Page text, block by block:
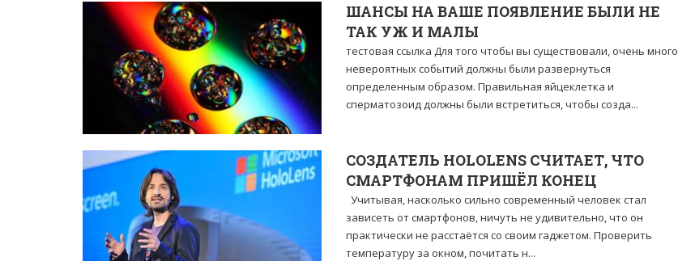
ШАНСЫ НА ВАШЕ ПОЯВЛЕНИЕ БЫЛИ НЕ
ТАК УЖ И МАЛЫ
тестовая ссылка Для того чтобы вы существовали, очень много
невероятных событий должны были развернуться
определенным образом. Правильная яйцеклетка и
сперматозоид должны были встретиться, чтобы созда...
СОЗДАТЕЛЬ HOLOLENS СЧИТАЕТ, ЧТО
СМАРТФОНАМ ПРИШЁЛ КОНЕЦ
Учитывая, насколько сильно современный человек стал
зависеть от смартфонов, ничуть не удивительно, что он
практически не расстаётся со своим гаджетом. Проверить
температуру за окном, почитать н...